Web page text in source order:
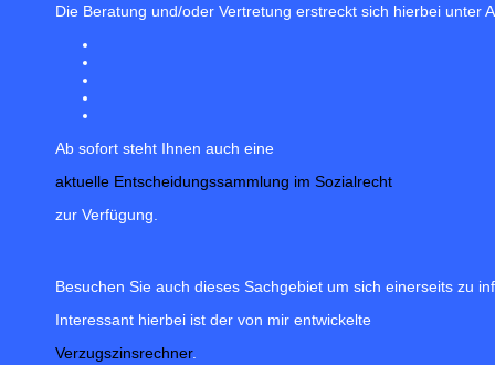
Die Beratung und/oder Vertretung erstreckt sich hierbei unter
Ab sofort steht Ihnen auch eine
aktuelle Entscheidungssammlung im Sozialrecht
zur Verfügung.
Besuchen Sie auch dieses Sachgebiet um sich einerseits zu
Interessant hierbei ist der von mir entwickelte
Verzugszinsrechner.